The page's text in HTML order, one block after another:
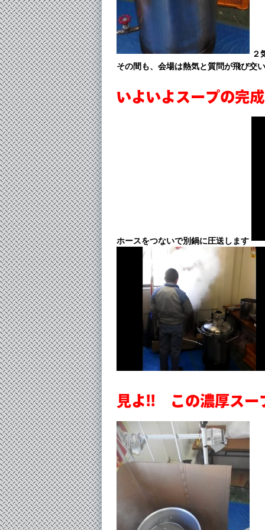
２
その間も、会場は熱気と質問が飛び交
いよいよスープの完
ホースをつないで別鍋に圧送します
見よ!! この濃厚スー